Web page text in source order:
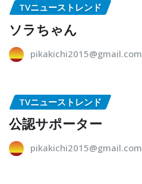
TVニューストレンド
ソラちゃん
pikakichi2015@gmail.com
TVニューストレンド
公認サポーター
pikakichi2015@gmail.com